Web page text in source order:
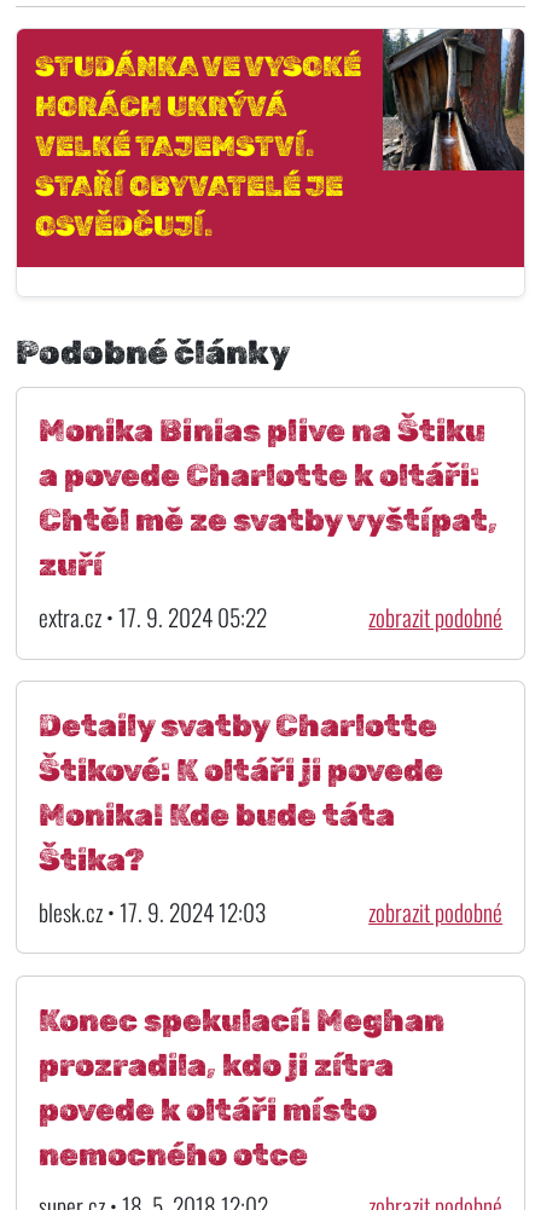
STUDÁNKA VE VYSOKÉ
HORÁCH UKRÝVÁ
VELKÉ TAJEMSTVÍ.
STAŘÍ OBYVATELÉ JE
OSVĚDČUJÍ.
Podobné články
Monika Binias plive na Štiku
a povede Charlotte k oltáři:
Chtěl mě ze svatby vyštípat,
zuří
extra.cz • 17. 9. 2024 05:22 zobrazit podobné
Detaily svatby Charlotte
Štikové: K oltáři ji povede
Monika! Kde bude táta
Štika?
blesk.cz • 17. 9. 2024 12:03 zobrazit podobné
Konec spekulací! Meghan
prozradila, kdo ji zítra
povede k oltáři místo
nemocného otce